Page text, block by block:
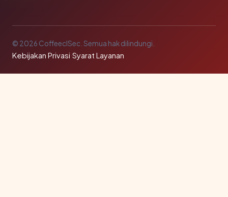
© 2026 CoffeeclSec. Semua hak dilindungi.
Kebijakan Privasi·Syarat Layanan